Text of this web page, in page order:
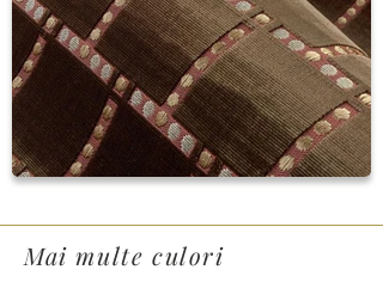
Mai multe culori